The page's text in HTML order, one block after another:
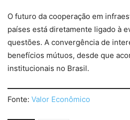
O futuro da cooperação em
países está diretamente ligado à
questões. A convergência de
benefícios mútuos, desde que
institucionais no Brasil.
Fonte: Valor Econômico